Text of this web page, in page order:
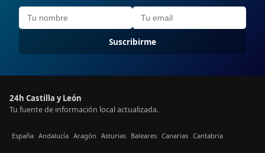
Suscribirme
24h Castilla y León
Tu fuente de información local actualizada.
España Andalucía Aragón Asturias Baleares Canarias Cantabria